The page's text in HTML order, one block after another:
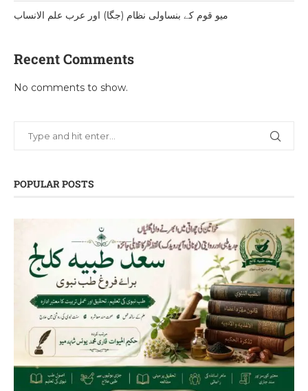
میو قوم کے بنساولی نظام (جگا) اور عرب علم الانساب
Recent Comments
No comments to show.
POPULAR POSTS